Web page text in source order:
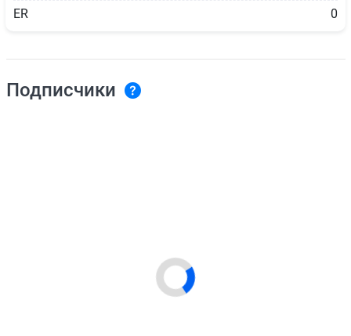
ER 0
Подписчики